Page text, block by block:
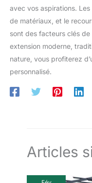
avec vos aspirations.
de matériaux, et le
sont des facteurs clés
extension moderne,
nature, vous profiterez
personnalisé.
Articles